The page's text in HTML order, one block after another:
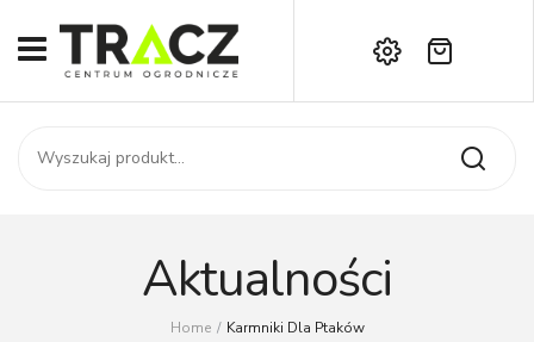
START
SKLEP
Kontakt
Brak produktów w koszyku.
Aktualności
Home / Karmniki Dla Ptaków